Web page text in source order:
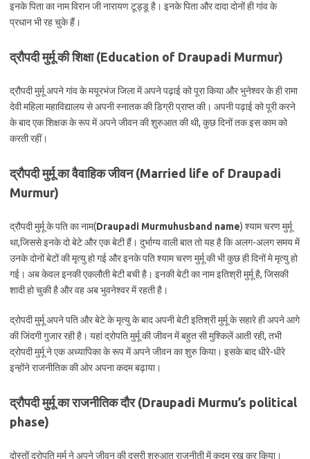
इनके पिता का नाम विरान जी नारायण टूड्डू है। इनके पिता और दादा दोनों ही गांव के
प्रधान भी रह चुके हैं।
द्रौपदी मुर्मू की शिक्षा (Education of Draupadi Murmur)
द्रौपदी मुर्मू अपने गांव के मयूरभंज जिला में अपने पढ़ाई को पूरा किया और भुनेश्वर के ही रामा
देवी महिला महाविद्यालय से अपनी स्नातक की डिग्री प्राप्त की। अपनी पढ़ाई को पूरी करने
के बाद एक शिक्षक के रूप में अपने जीवन की शुरुआत की थी, कुछ दिनों तक इस काम को
करती रहीं।
द्रौपदी मुर्मू का वैवाहिक जीवन (Married life of Draupadi
Murmur)
द्रौपदी मुर्मू के पति का नाम(Draupadi Murmuhusband name) श्याम चरण मुर्मू
था,जिससे इनके दो बेटे और एक बेटी हैं। दुर्भाग्य वाली बात तो यह है कि अलग-अलग समय में
उनके दोनों बेटों की मृत्यु हो गई और इनके पति श्याम चरण मुर्मू की भी कुछ ही दिनों मे मृत्यु हो
गई। अब केवल इनकी एकलौती बेटी बची है। इनकी बेटी का नाम इतिश्री मुर्मू है, जिसकी
शादी हो चुकी है और वह अब भुवनेश्वर में रहती है।
द्रोपदी मुर्मू अपने पति और बेटे के मृत्यु के बाद अपनी बेटी इतिश्री मुर्मू के सहारे ही अपने आगे
की जिंदगी गुजार रही है। यहां द्रोपति मुर्मू की जीवन में बहुत सी मुश्किलें आती रही, तभी
द्रोपदी मुर्मू ने एक अध्यापिका के रूप में अपने जीवन का शुरु किया। इसके बाद धीरे-धीरे
इन्होंने राजनीतिक की ओर अपना कदम बढ़ाया।
द्रौपदी मुर्मू का राजनीतिक दौर (Draupadi Murmu’s political
phase)
दोस्तों द्रोपति मुर्मू ने अपने जीवन की दूसरी शुरुआत राजनीती में कदम रख कर किया।